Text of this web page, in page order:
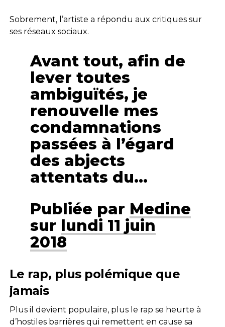
Sobrement, l’artiste a répondu aux critiques sur
ses réseaux sociaux.
Avant tout, afin de
lever toutes
ambiguïtés, je
renouvelle mes
condamnations
passées à l’égard
des abjects
attentats du…
Publiée par Medine
sur lundi 11 juin
2018
Le rap, plus polémique que
jamais
Plus il devient populaire, plus le rap se heurte à
d’hostiles barrières qui remettent en cause sa